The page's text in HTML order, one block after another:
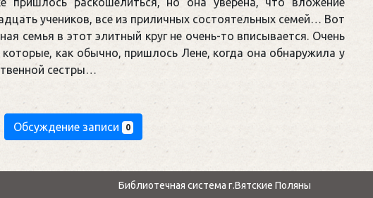
учеников, все из приличных состоятельных семей… Вот
семья в этот элитный круг не очень-то вписывается. Очень
как обычно, пришлось Лене, когда она обнаружила у
сестры…
Обсуждение записи 0
Библиотечная система г.Вятские Поляны